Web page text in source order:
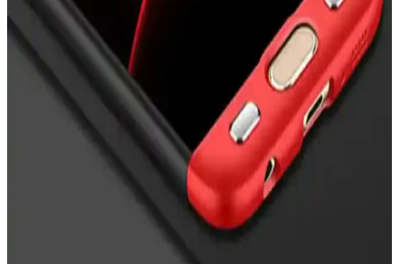
Nazar Boncuklu Telefon Kılıfları: Estetik ve Manevi
Koruma Sunan Trend Aksesuarlar
Nazar boncuklu telefon kılıfları, estetik ve manevi koruma sağlayan,
çeşitli tasarım ve modellerle telefonunuza şıklık katarken kötü
enerjilere karşı koruma sunar.
Apple iPhone 16 Pro Max için MagSafe Silikon Kılıf
İncelemesi ve Kullanım Avantajları
Apple iPhone 16 Pro Max için tasarlanan MagSafe silikon kılıf, şık
tasarımı ve yüksek koruma özellikleriyle günlük kullanımda ideal bir
Nokia X Siyah Flip Cover İncelemesi: Tasarım,